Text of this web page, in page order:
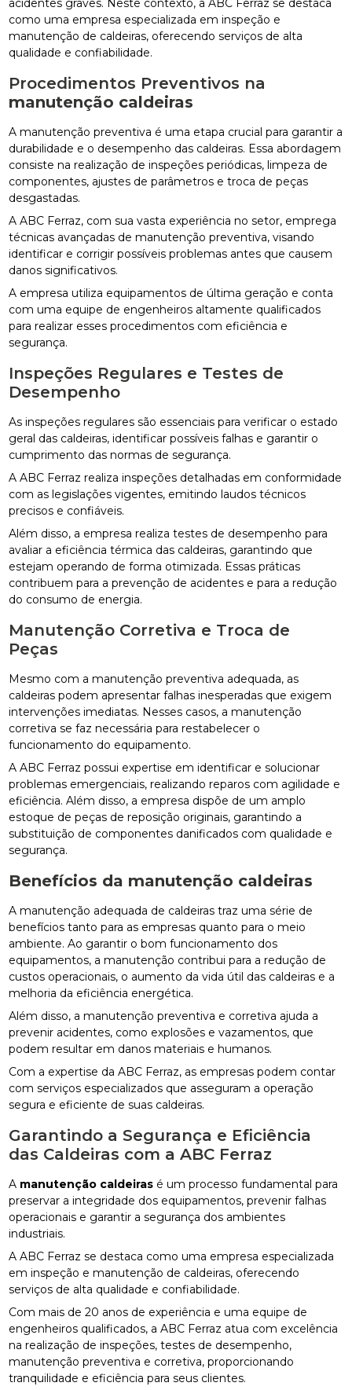
acidentes graves. Neste contexto, a ABC Ferraz se destaca
como uma empresa especializada em inspeção e
manutenção de caldeiras, oferecendo serviços de alta
qualidade e confiabilidade.
Procedimentos Preventivos na
manutenção caldeiras
A manutenção preventiva é uma etapa crucial para garantir a
durabilidade e o desempenho das caldeiras. Essa abordagem
consiste na realização de inspeções periódicas, limpeza de
componentes, ajustes de parâmetros e troca de peças
desgastadas.
A ABC Ferraz, com sua vasta experiência no setor, emprega
técnicas avançadas de manutenção preventiva, visando
identificar e corrigir possíveis problemas antes que causem
danos significativos.
A empresa utiliza equipamentos de última geração e conta
com uma equipe de engenheiros altamente qualificados
para realizar esses procedimentos com eficiência e
segurança.
Inspeções Regulares e Testes de
Desempenho
As inspeções regulares são essenciais para verificar o estado
geral das caldeiras, identificar possíveis falhas e garantir o
cumprimento das normas de segurança.
A ABC Ferraz realiza inspeções detalhadas em conformidade
com as legislações vigentes, emitindo laudos técnicos
precisos e confiáveis.
Além disso, a empresa realiza testes de desempenho para
avaliar a eficiência térmica das caldeiras, garantindo que
estejam operando de forma otimizada. Essas práticas
contribuem para a prevenção de acidentes e para a redução
do consumo de energia.
Manutenção Corretiva e Troca de
Peças
Mesmo com a manutenção preventiva adequada, as
caldeiras podem apresentar falhas inesperadas que exigem
intervenções imediatas. Nesses casos, a manutenção
corretiva se faz necessária para restabelecer o
funcionamento do equipamento.
A ABC Ferraz possui expertise em identificar e solucionar
problemas emergenciais, realizando reparos com agilidade e
eficiência. Além disso, a empresa dispõe de um amplo
estoque de peças de reposição originais, garantindo a
substituição de componentes danificados com qualidade e
segurança.
Benefícios da manutenção caldeiras
A manutenção adequada de caldeiras traz uma série de
benefícios tanto para as empresas quanto para o meio
ambiente. Ao garantir o bom funcionamento dos
equipamentos, a manutenção contribui para a redução de
custos operacionais, o aumento da vida útil das caldeiras e a
melhoria da eficiência energética.
Além disso, a manutenção preventiva e corretiva ajuda a
prevenir acidentes, como explosões e vazamentos, que
podem resultar em danos materiais e humanos.
Com a expertise da ABC Ferraz, as empresas podem contar
com serviços especializados que asseguram a operação
segura e eficiente de suas caldeiras.
Garantindo a Segurança e Eficiência
das Caldeiras com a ABC Ferraz
A manutenção caldeiras é um processo fundamental para
preservar a integridade dos equipamentos, prevenir falhas
operacionais e garantir a segurança dos ambientes
industriais.
A ABC Ferraz se destaca como uma empresa especializada
em inspeção e manutenção de caldeiras, oferecendo
serviços de alta qualidade e confiabilidade.
Com mais de 20 anos de experiência e uma equipe de
engenheiros qualificados, a ABC Ferraz atua com excelência
na realização de inspeções, testes de desempenho,
manutenção preventiva e corretiva, proporcionando
tranquilidade e eficiência para seus clientes.